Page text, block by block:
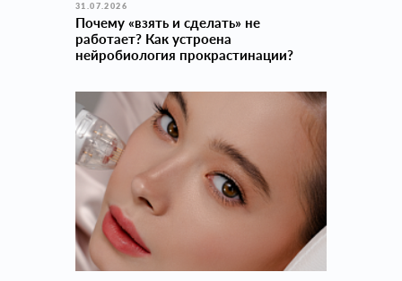
31.07.2026
Почему «взять и сделать» не
работает? Как устроена
нейробиология прокраcтинации?